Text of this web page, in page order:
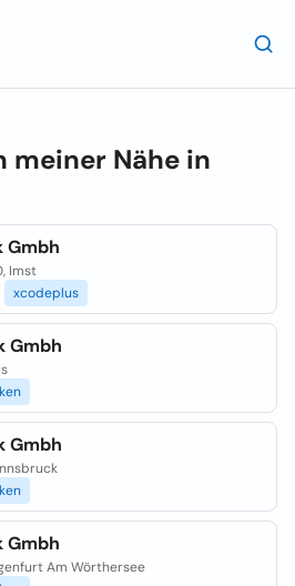
meiner Nähe in
Gmbh
Imst
xcodeplus
Gmbh
Gmbh
Gmbh
Am Wörthersee